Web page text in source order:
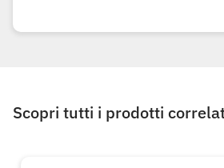
Scopri tutti i prodotti